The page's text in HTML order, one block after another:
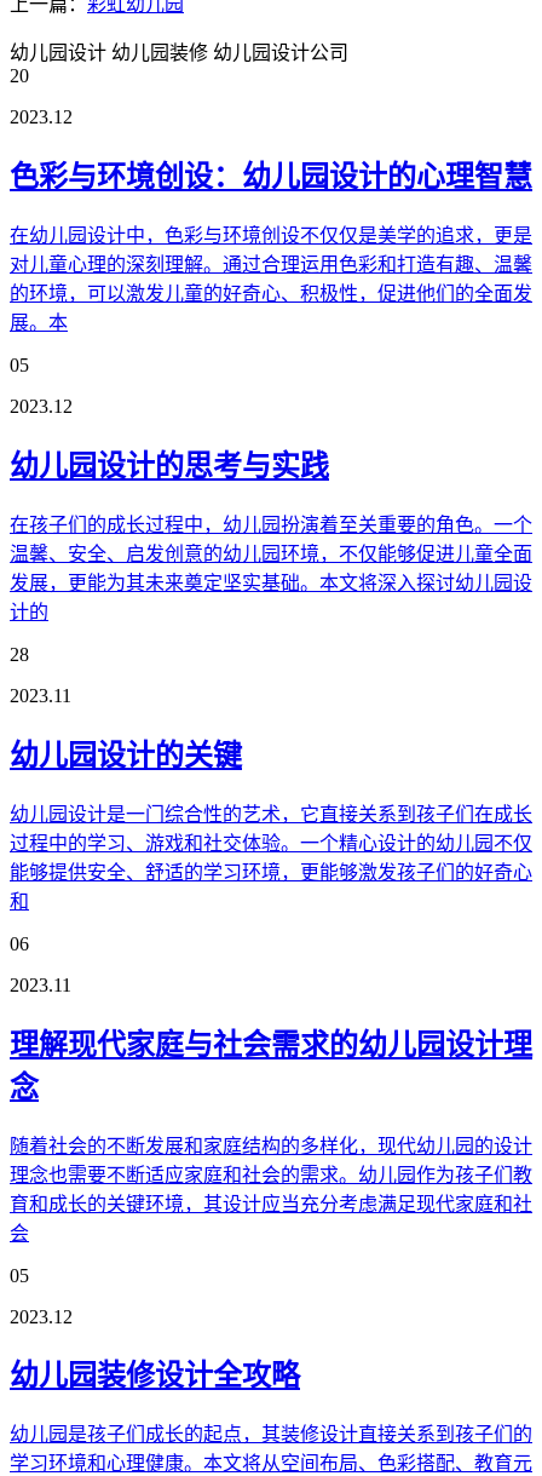
上一篇： 彩虹幼儿园
幼儿园设计 幼儿园装修 幼儿园设计公司
20
2023.12
色彩与环境创设：幼儿园设计的心理智慧
在幼儿园设计中，色彩与环境创设不仅仅是美学的追求，更是
对儿童心理的深刻理解。通过合理运用色彩和打造有趣、温馨
的环境，可以激发儿童的好奇心、积极性，促进他们的全面发
展。本
05
2023.12
幼儿园设计的思考与实践
在孩子们的成长过程中，幼儿园扮演着至关重要的角色。一个
温馨、安全、启发创意的幼儿园环境，不仅能够促进儿童全面
发展，更能为其未来奠定坚实基础。本文将深入探讨幼儿园设
计的
28
2023.11
幼儿园设计的关键
幼儿园设计是一门综合性的艺术，它直接关系到孩子们在成长
过程中的学习、游戏和社交体验。一个精心设计的幼儿园不仅
能够提供安全、舒适的学习环境，更能够激发孩子们的好奇心
和
06
2023.11
理解现代家庭与社会需求的幼儿园设计理
念
随着社会的不断发展和家庭结构的多样化，现代幼儿园的设计
理念也需要不断适应家庭和社会的需求。幼儿园作为孩子们教
育和成长的关键环境，其设计应当充分考虑满足现代家庭和社
会
05
2023.12
幼儿园装修设计全攻略
幼儿园是孩子们成长的起点，其装修设计直接关系到孩子们的
学习环境和心理健康。本文将从空间布局、色彩搭配、教育元